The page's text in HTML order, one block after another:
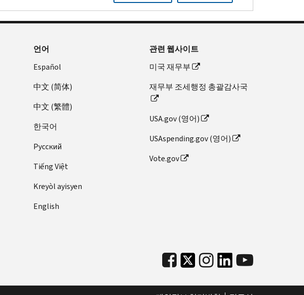
언어
Español
中文 (简体)
中文 (繁體)
한국어
Pусский
Tiếng Việt
Kreyòl ayisyen
English
관련 웹사이트
미국 재무부
재무부 조세행정 총괄감사국
USA.gov (영어)
USAspending.gov (영어)
Vote.gov